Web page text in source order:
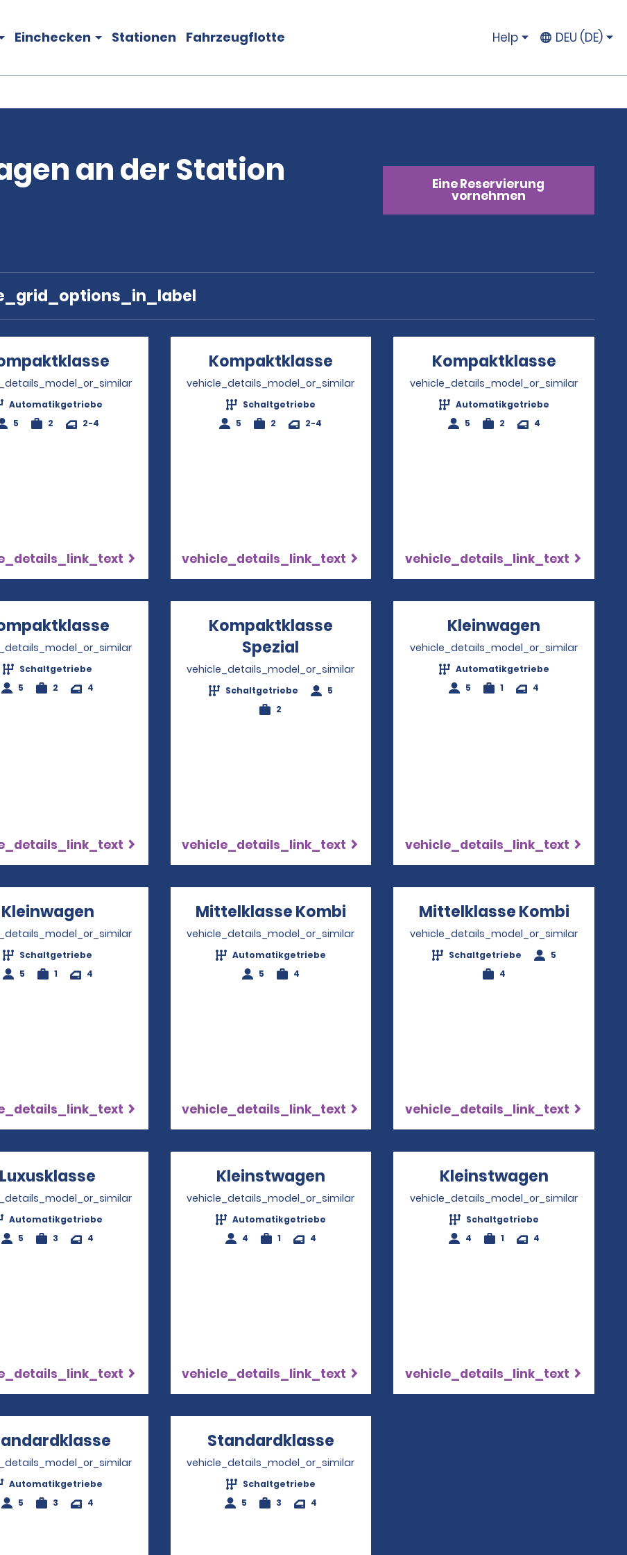
Einchecken Stationen Fahrzeugflotte Help DEU (DE)
an der Station
Eine Reservierung
vornehmen
Opens in a new window
Automatikgetriebe
5
2 2-4
Kompaktklasse Opens in a new window
vehicle_details_model_or_similar
Schaltgetriebe
5
2 2-4
vehicle_details_link_text
Kompaktklasse
vehicle_details_model_or_similar
Automatikgetriebe
5
2 4
vehicle_details_link_text
Opens in a new window
Schaltgetriebe
5
2 4
Kompaktklasse
Spezial Opens in a new window
vehicle_details_model_or_similar
Schaltgetriebe
5
2
vehicle_details_link_text
Kleinwagen
vehicle_details_model_or_similar
Automatikgetriebe
5
1 4
vehicle_details_link_text
Kleinwagen Opens in a new window
Schaltgetriebe
5
1 4
Mittelklasse Kombi Opens in a new window
vehicle_details_model_or_similar
Automatikgetriebe
5
4
vehicle_details_link_text
Mittelklasse Kombi
vehicle_details_model_or_similar
Schaltgetriebe
5
4
vehicle_details_link_text
Luxusklasse Opens in a new window
Automatikgetriebe
5
3 4
Kleinstwagen Opens in a new window
vehicle_details_model_or_similar
Automatikgetriebe
4
1 4
vehicle_details_link_text
Kleinstwagen
vehicle_details_model_or_similar
Schaltgetriebe
4
1 4
vehicle_details_link_text
Opens in a new window
Automatikgetriebe
5
3 4
Standardklasse
vehicle_details_model_or_similar
Schaltgetriebe
5
3 4